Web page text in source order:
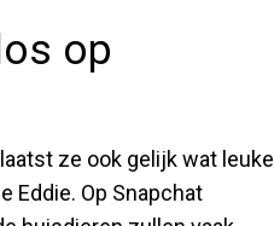
op
ze ook gelijk wat leuke
Eddie. Op Snapchat